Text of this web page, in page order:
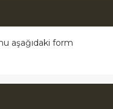
aşağıdaki form